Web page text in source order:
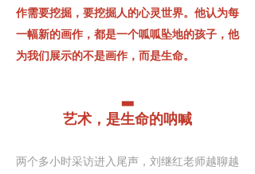
作需要挖掘，要挖掘人的心灵世界。他认为每
一幅新的画作，都是一个呱呱坠地的孩子，他
为我们展示的不是画作，而是生命。
▂
艺术，是生命的呐喊
两个多小时采访进入尾声，刘继红老师越聊越